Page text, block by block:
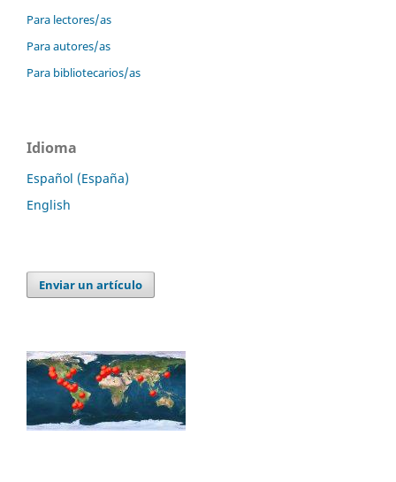
Para lectores/as
Para autores/as
Para bibliotecarios/as
Idioma
Español (España)
English
Enviar un artículo